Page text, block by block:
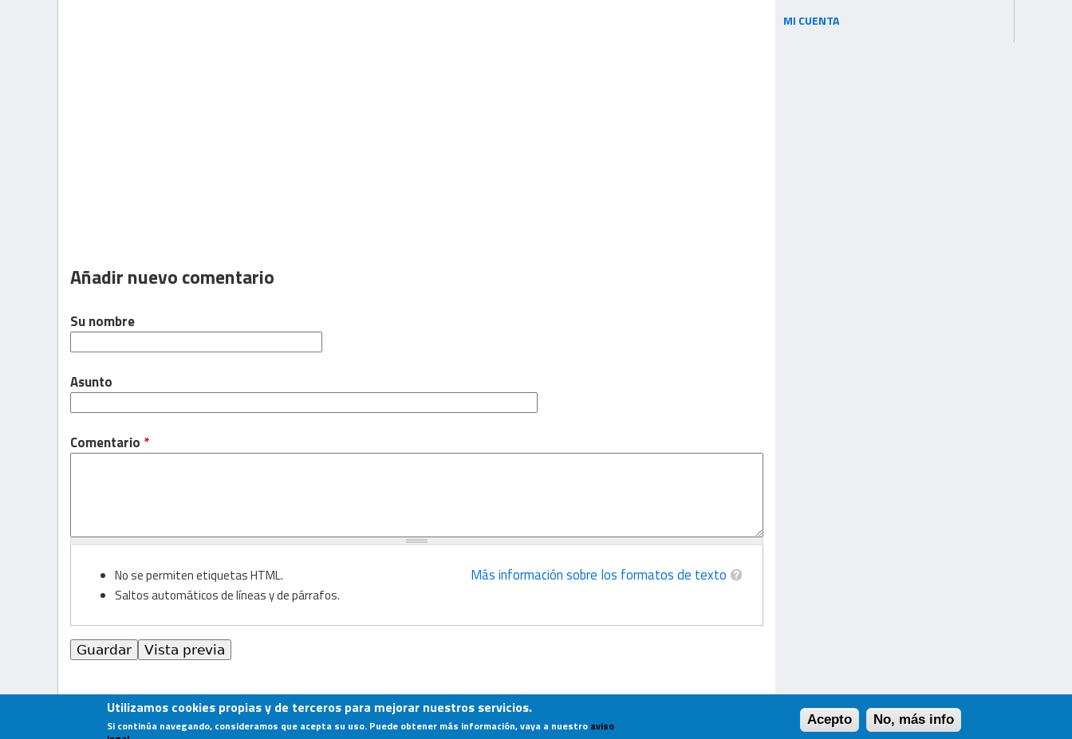
Añadir nuevo comentario
Su nombre
Asunto
Comentario *
Más información sobre los formatos de texto
No se permiten etiquetas HTML.
Saltos automáticos de líneas y de párrafos.
MI CUENTA
Portada| Quiénes somos|Aviso Legal|Contacto
Utilizamos cookies propias y de terceros para mejorar nuestros servicios.
Si continúa navegando, consideramos que acepta su uso. Puede obtener más información, vaya a nuestro aviso
Acepto No, más info